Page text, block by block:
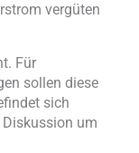
vergüten
Für
sollen diese
sich
um